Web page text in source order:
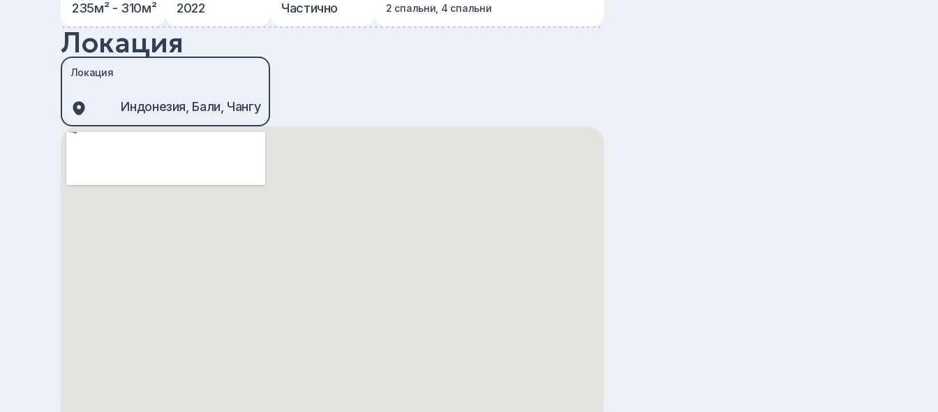
235м² - 310м² 2022 Частично 2 спальни, 4 спальни
Локация
Локация
Индонезия, Бали, Чангу